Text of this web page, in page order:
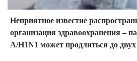
Неприятное известие
организация здравоохранения –
А/H1N1 может продлиться до двух